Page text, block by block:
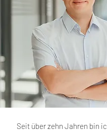
Seit über zehn Jahren bin